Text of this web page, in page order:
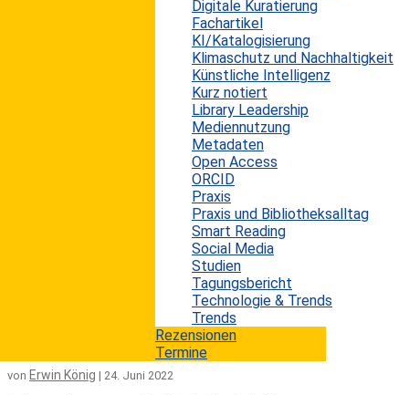
Digitale Kuratierung
Fachartikel
KI/Katalogisierung
Klimaschutz und Nachhaltigkeit
Künstliche Intelligenz
Kurz notiert
Library Leadership
Mediennutzung
Metadaten
Open Access
ORCID
Praxis
Praxis und Bibliotheksalltag
Smart Reading
Social Media
Studien
Tagungsbericht
Technologie & Trends
Trends
Rezensionen
Termine
Förderquellen für Bibliotheksprojekte
IFLA Global Libraries hat kürzlich die Ergebnisse eines
innovativen Projekts vorgestellt, das zeigt, welche
privaten Spender und öffentlichen
Entwicklungsagenturen sich aktiv an der Finanzierung
von Bibliotheksprojekten beteiligen. Durchgeführt
wurde das Projekt vom Doyenne Project im Jahr 2023.
Ziel war es, Transparenz darüber zu schaffen, wer die
Bibliotheken in ihren Entwicklungsbestrebungen
unterstützt. Bibliotheken sind seit jeher ein zentraler
Die globale Forschungslandschaft im
von Erwin König | 24. Juni 2022